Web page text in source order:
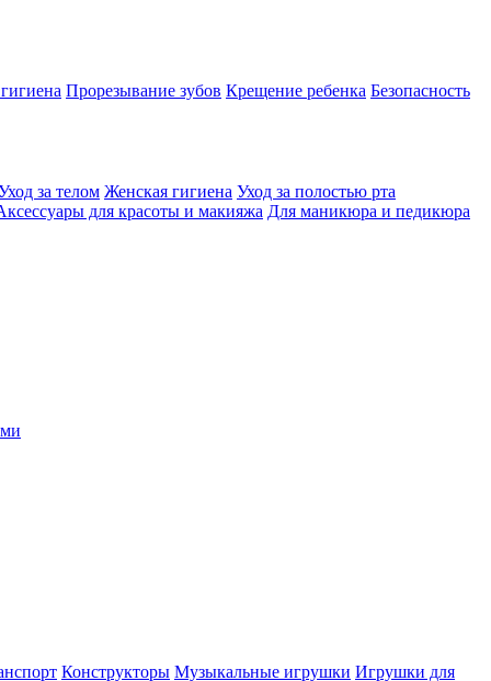
Прорезывание зубов Крещение ребенка Безопасность
за телом Женская гигиена Уход за полостью рта
для красоты и макияжа Для маникюра и педикюра
Конструкторы Музыкальные игрушки Игрушки для